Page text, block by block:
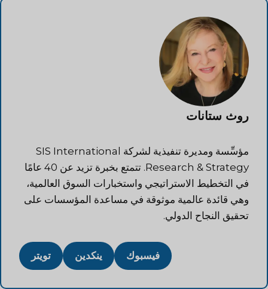
روث ستانات
مؤسِّسة ومديرة تنفيذية لشركة SIS International
Research & Strategy. تتمتع بخبرة تزيد عن 40 عامًا
في التخطيط الاستراتيجي واستخبارات السوق العالمية،
وهي قائدة عالمية موثوقة في مساعدة المؤسسات على
تحقيق النجاح الدولي.
فيسبوك ينكدين تويتر